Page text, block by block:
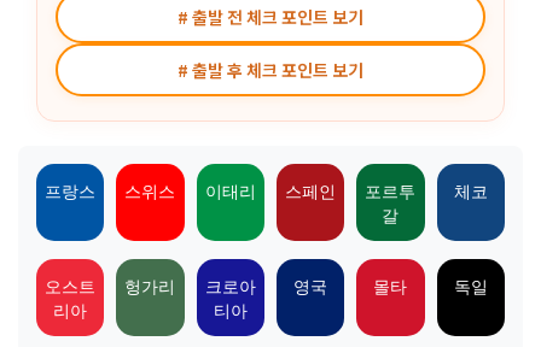
# 출발 전 체크 포인트 보기
# 출발 후 체크 포인트 보기
프랑스 스위스 이태리 스페인
포르투
갈
체코
오스트
리아
헝가리
크로아
티아
영국 몰타 독일